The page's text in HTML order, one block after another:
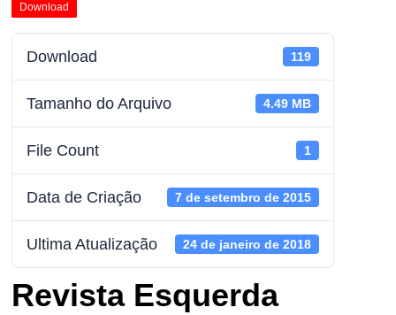
Download
Download 119
Tamanho do Arquivo 4.49 MB
File Count 1
Data de Criação 7 de setembro de 2015
Ultima Atualização 24 de janeiro de 2018
Revista Esquerda